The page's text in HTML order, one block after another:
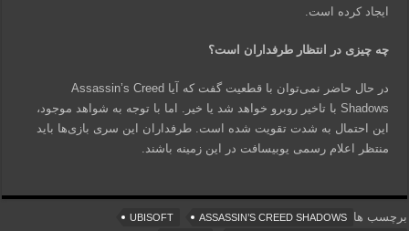
ایجاد کرده است.
چه چیزی در انتظار طرفداران است؟
در حال حاضر نمی‌توان با قطعیت گفت که آیا Assassin’s Creed
Shadows با تاخیر روبرو خواهد شد یا خیر. اما با توجه به شواهد موجود،
این احتمال به شدت تقویت شده است. طرفداران این سری بازی‌ها باید
منتظر اعلام رسمی یوبیسافت در این زمینه باشند.
برچسب ها ASSASSIN’S CREED SHADOWS
UBISOFT